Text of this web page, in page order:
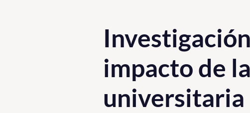
impacto de
universitaria